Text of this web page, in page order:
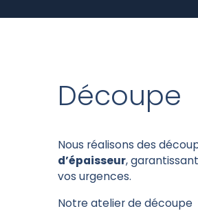
Découpe
Nous réalisons des
d’épaisseur,
vos urgences.
Notre atelier de